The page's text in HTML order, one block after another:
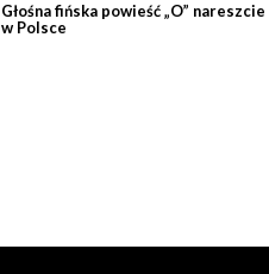
Głośna fińska powieść „O” nareszcie
w Polsce